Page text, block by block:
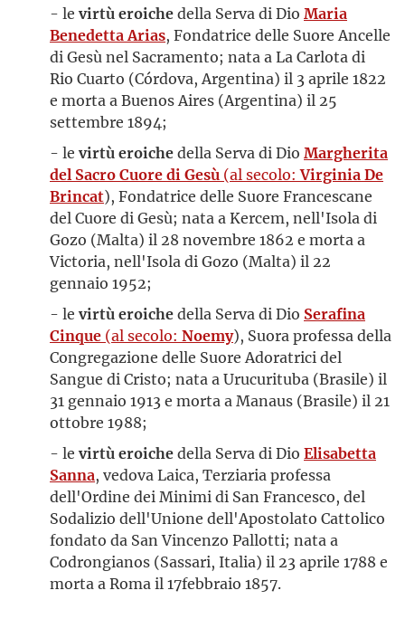
- le virtù eroichedella Serva di Dio Maria
Benedetta Arias, Fondatrice delle Suore Ancelle
di Gesù nel Sacramento; nata a La Carlota di
Rio Cuarto (Córdova, Argentina) il 3 aprile 1822
e morta a Buenos Aires (Argentina) il 25
settembre 1894;
- le virtù eroichedella Serva di Dio Margherita
del Sacro Cuore di Gesù (al secolo: Virginia De
Brincat), Fondatrice delle Suore Francescane
del Cuore di Gesù; nata a Kercem, nell'Isola di
Gozo (Malta) il 28 novembre 1862 e morta a
Victoria, nell'Isola di Gozo (Malta) il 22
gennaio 1952;
- le virtù eroichedella Serva di Dio Serafina
Cinque (al secolo: Noemy), Suora professa della
Congregazione delle Suore Adoratrici del
Sangue di Cristo; nata a Urucurituba (Brasile) il
31 gennaio 1913 e morta a Manaus (Brasile) il 21
ottobre 1988;
- le virtù eroichedella Serva di Dio Elisabetta
Sanna, vedova Laica, Terziaria professa
dell'Ordine dei Minimi di San Francesco, del
Sodalizio dell'Unione dell'Apostolato Cattolico
fondato da San Vincenzo Pallotti; nata a
Codrongianos (Sassari, Italia) il 23 aprile 1788 e
morta a Roma il 17febbraio 1857.